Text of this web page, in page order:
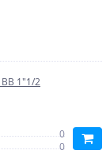
ВВ 1"1/2
0
0